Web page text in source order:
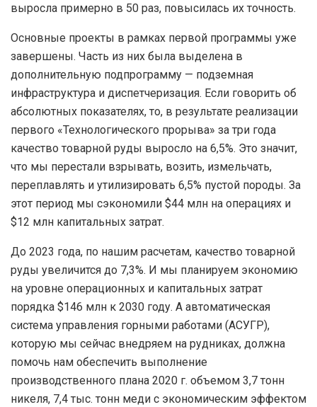
выросла примерно в 50 раз, повысилась их точность.
Основные проекты в рамках первой программы уже
завершены. Часть из них была выделена в
дополнительную подпрограмму — подземная
инфраструктура и диспетчеризация. Если говорить об
абсолютных показателях, то, в результате реализации
первого «Технологического прорыва» за три года
качество товарной руды выросло на 6,5%. Это значит,
что мы перестали взрывать, возить, измельчать,
переплавлять и утилизировать 6,5% пустой породы. За
этот период мы сэкономили $44 млн на операциях и
$12 млн капитальных затрат.
До 2023 года, по нашим расчетам, качество товарной
руды увеличится до 7,3%. И мы планируем экономию
на уровне операционных и капитальных затрат
порядка $146 млн к 2030 году. А автоматическая
система управления горными работами (АСУГР),
которую мы сейчас внедряем на рудниках, должна
помочь нам обеспечить выполнение
производственного плана 2020 г. объемом 3,7 тонн
никеля, 7,4 тыс. тонн меди с экономическим эффектом